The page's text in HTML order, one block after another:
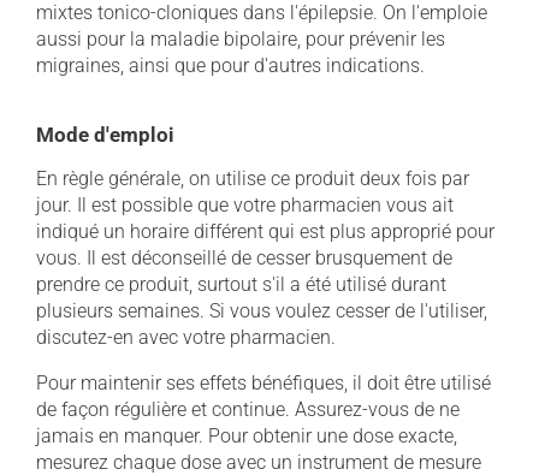
mixtes tonico-cloniques dans l'épilepsie. On l'emploie
aussi pour la maladie bipolaire, pour prévenir les
migraines, ainsi que pour d'autres indications.
Mode d'emploi
En règle générale, on utilise ce produit deux fois par
jour. Il est possible que votre pharmacien vous ait
indiqué un horaire différent qui est plus approprié pour
vous. Il est déconseillé de cesser brusquement de
prendre ce produit, surtout s'il a été utilisé durant
plusieurs semaines. Si vous voulez cesser de l'utiliser,
discutez-en avec votre pharmacien.
Pour maintenir ses effets bénéfiques, il doit être utilisé
de façon régulière et continue. Assurez-vous de ne
jamais en manquer. Pour obtenir une dose exacte,
mesurez chaque dose avec un instrument de mesure